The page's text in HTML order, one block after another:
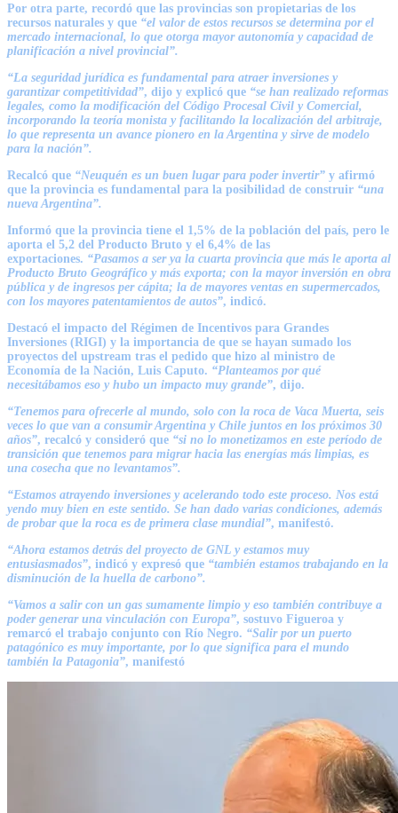
Por otra parte, recordó que las provincias son propietarias de los
recursos naturales y que “el valor de estos recursos se determina por el
mercado internacional, lo que otorga mayor autonomía y capacidad de
planificación a nivel provincial”.
“La seguridad jurídica es fundamental para atraer inversiones y
garantizar competitividad”, dijo y explicó que “se han realizado reformas
legales, como la modificación del Código Procesal Civil y Comercial,
incorporando la teoría monista y facilitando la localización del arbitraje,
lo que representa un avance pionero en la Argentina y sirve de modelo
para la nación”.
Recalcó que “Neuquén es un buen lugar para poder invertir” y afirmó
que la provincia es fundamental para la posibilidad de construir “una
nueva Argentina”.
Informó que la provincia tiene el 1,5% de la población del país, pero le
aporta el 5,2 del Producto Bruto y el 6,4% de las
exportaciones. “Pasamos a ser ya la cuarta provincia que más le aporta al
Producto Bruto Geográfico y más exporta; con la mayor inversión en obra
pública y de ingresos per cápita; la de mayores ventas en supermercados,
con los mayores patentamientos de autos”, indicó.
Destacó el impacto del Régimen de Incentivos para Grandes
Inversiones (RIGI) y la importancia de que se hayan sumado los
proyectos del upstream tras el pedido que hizo al ministro de
Economía de la Nación, Luis Caputo. “Planteamos por qué
necesitábamos eso y hubo un impacto muy grande”, dijo.
“Tenemos para ofrecerle al mundo, solo con la roca de Vaca Muerta, seis
veces lo que van a consumir Argentina y Chile juntos en los próximos 30
años”, recalcó y consideró que “si no lo monetizamos en este período de
transición que tenemos para migrar hacia las energías más limpias, es
una cosecha que no levantamos”.
“Estamos atrayendo inversiones y acelerando todo este proceso. Nos está
yendo muy bien en este sentido. Se han dado varias condiciones, además
de probar que la roca es de primera clase mundial”, manifestó.
“Ahora estamos detrás del proyecto de GNL y estamos muy
entusiasmados”, indicó y expresó que “también estamos trabajando en la
disminución de la huella de carbono”.
“Vamos a salir con un gas sumamente limpio y eso también contribuye a
poder generar una vinculación con Europa”, sostuvo Figueroa y
remarcó el trabajo conjunto con Río Negro. “Salir por un puerto
patagónico es muy importante, por lo que significa para el mundo
también la Patagonia”, manifestó